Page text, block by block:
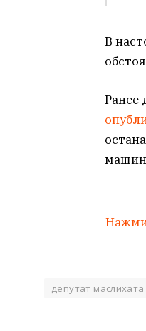
В
Ранее
депутат маслихата